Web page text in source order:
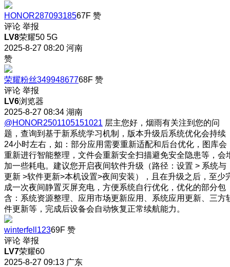
HONOR28709318567F 赞
评论 举报
LV8荣耀50 5G
2025-8-27 08:20 河南
赞
荣耀粉丝34994867768F 赞
评论 举报
LV6浏览器
2025-8-27 08:34 湖南
@HONOR2501105151021 层主您好，烟雨有关注到您的问
题，查询到基于新系统学习机制，版本升级后系统优化会持续
24小时左右，如：部分应用需要重新适配和后台优化，图库会
重新进行智能整理，文件会重新安全扫描避免安全隐患等，会
加一些耗电。建议您开启夜间软件升级（路径：设置 > 系统与
更新 >软件更新>本机设置>夜间安装），且在升级之后，至少
成一次夜间静置灭屏充电，方便系统自行优化，优化的部分包
含：系统资源整理、应用市场更新应用、系统应用更新、三方
件更新等，完成后设备会自动恢复正常续航能力。
winterfell12369F 赞
评论 举报
LV7荣耀60
2025-8-27 09:13 广东